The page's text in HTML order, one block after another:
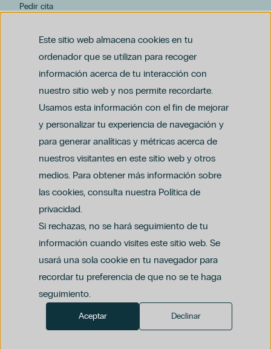
Este sitio web almacena cookies en tu
ordenador que se utilizan para recoger
información acerca de tu interacción con
nuestro sitio web y nos permite recordarte.
Usamos esta información con el fin de mejorar
y personalizar tu experiencia de navegación y
para generar analíticas y métricas acerca de
nuestros visitantes en este sitio web y otros
medios. Para obtener más información sobre
las cookies, consulta nuestra Política de
privacidad.
Si rechazas, no se hará seguimiento de tu
información cuando visites este sitio web. Se
usará una sola cookie en tu navegador para
recordar tu preferencia de que no se te haga
seguimiento.
Aceptar Declinar
Pedir cita
Política de privacidad y protección de datos
Política del canal ético (PDF)
Política de compliance penal (PDF)